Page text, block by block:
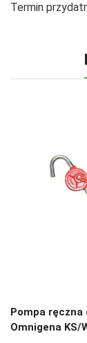
Termin
Pompa ręczna
Omnigena KS/